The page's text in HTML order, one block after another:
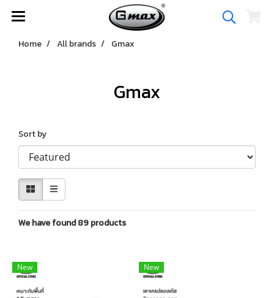
Home All brands Gmax
Gmax
Sort by
We have found 89 products
New New